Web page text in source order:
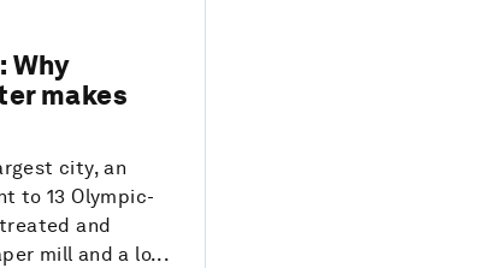
Why
makes
city, an
to 13 Olympic-
and
mill and a lo...